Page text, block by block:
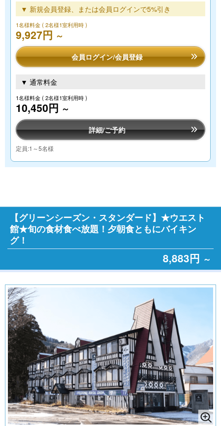
▼ 新規会員登録、または会員ログインで5%引き
1名様料金( 2名様1室利用時 )
9,927円 ～
会員ログイン/会員登録
▼ 通常料金
1名様料金( 2名様1室利用時 )
10,450円 ～
詳細/ご予約
定員:1～5名様
【グリーンシーズン・スタンダード】★ウエスト
館★旬の食材食べ放題！夕朝食ともにバイキン
グ！
8,883円 ～